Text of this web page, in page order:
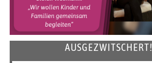
AUSGEZWITSCHERT!